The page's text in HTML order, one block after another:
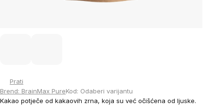
Prati
Brend: BrainMax PureKod: Odaberi varijantu
Kakao potječe od kakaovih zrna, koja su već očišćena od ljuske.